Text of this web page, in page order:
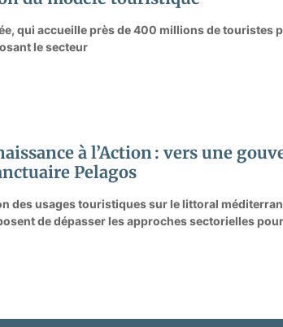
qui accueille près de 400 millions de touristes
le secteur
à l’Action : vers une
Pelagos
des usages touristiques sur le littoral
de dépasser les approches sectorielles